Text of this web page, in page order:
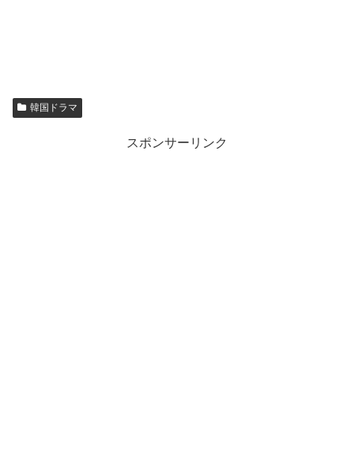
韓国ドラマ
スポンサーリンク